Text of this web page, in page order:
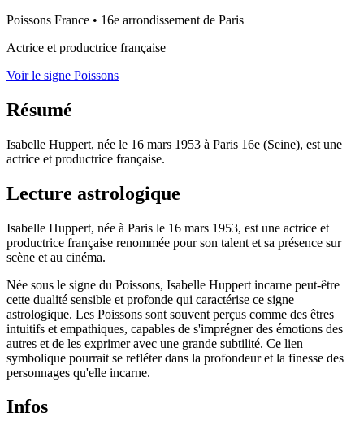
Poissons France • 16e arrondissement de Paris
Actrice et productrice française
Voir le signe Poissons
Résumé
Isabelle Huppert, née le 16 mars 1953 à Paris 16e (Seine), est une
actrice et productrice française.
Lecture astrologique
Isabelle Huppert, née à Paris le 16 mars 1953, est une actrice et
productrice française renommée pour son talent et sa présence sur
scène et au cinéma.
Née sous le signe du Poissons, Isabelle Huppert incarne peut-être
cette dualité sensible et profonde qui caractérise ce signe
astrologique. Les Poissons sont souvent perçus comme des êtres
intuitifs et empathiques, capables de s'imprégner des émotions des
autres et de les exprimer avec une grande subtilité. Ce lien
symbolique pourrait se refléter dans la profondeur et la finesse des
personnages qu'elle incarne.
Infos